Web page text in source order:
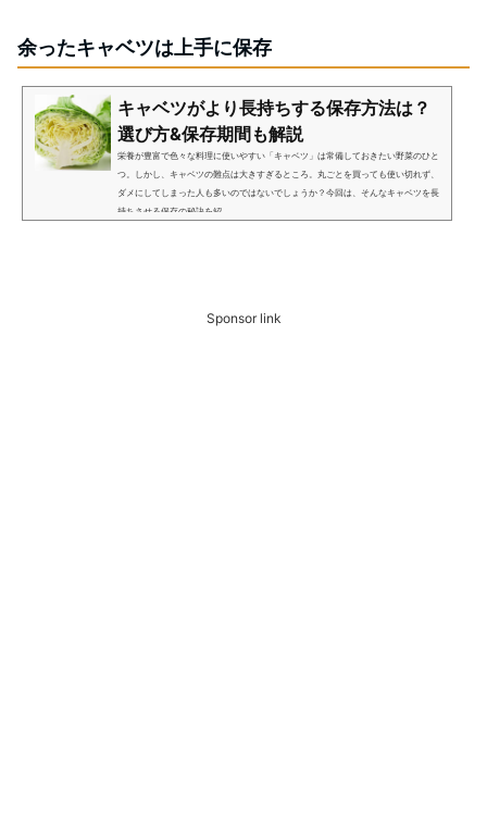
余ったキャベツは上手に保存
キャベツがより長持ちする保存方法は？
選び方&保存期間も解説
栄養が豊富で色々な料理に使いやすい「キャベツ」は常備しておきたい野菜のひと
つ。しかし、キャベツの難点は大きすぎるところ。丸ごとを買っても使い切れず、
ダメにしてしまった人も多いのではないでしょうか？今回は、そんなキャベツを長
持ちさせる保存の秘訣を紹...
Sponsor link